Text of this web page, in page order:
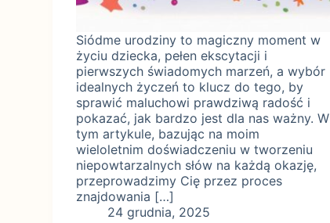
Siódme urodziny to magiczny moment w
życiu dziecka, pełen ekscytacji i
pierwszych świadomych marzeń, a wybór
idealnych życzeń to klucz do tego, by
sprawić maluchowi prawdziwą radość i
pokazać, jak bardzo jest dla nas ważny. W
tym artykule, bazując na moim
wieloletnim doświadczeniu w tworzeniu
niepowtarzalnych słów na każdą okazję,
przeprowadzimy Cię przez proces
znajdowania […]
24 grudnia, 2025